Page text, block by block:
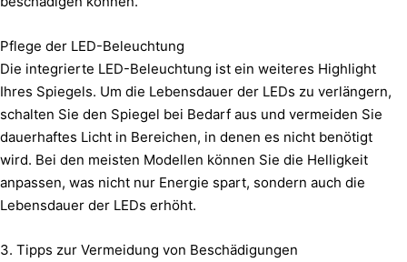
Pflege der LED-Beleuchtung
Die integrierte LED-Beleuchtung ist ein weiteres Highlight
Ihres Spiegels. Um die Lebensdauer der LEDs zu verlängern,
schalten Sie den Spiegel bei Bedarf aus und vermeiden Sie
dauerhaftes Licht in Bereichen, in denen es nicht benötigt
wird. Bei den meisten Modellen können Sie die Helligkeit
anpassen, was nicht nur Energie spart, sondern auch die
Lebensdauer der LEDs erhöht.
3. Tipps zur Vermeidung von Beschädigungen